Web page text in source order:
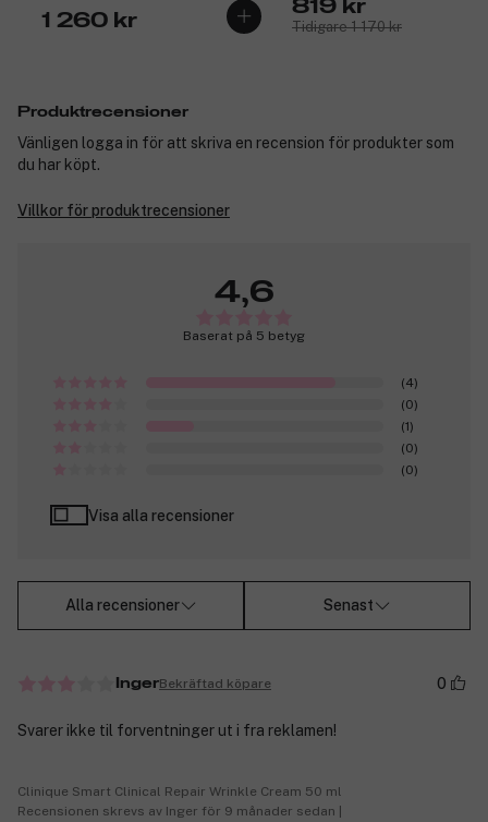
1 260 kr
819 kr
Tidigare 1 170 kr
Produktrecensioner
Vänligen logga in för att skriva en recension för produkter som
du har köpt.
Villkor för produktrecensioner
4,6
Baserat på 5 betyg
(4)
(0)
(1)
(0)
(0)
Visa alla recensioner
Alla recensioner Senast
IngerBekräftad köpare 0
Svarer ikke til forventninger ut i fra reklamen!
Clinique Smart Clinical Repair Wrinkle Cream 50 ml
Recensionen skrevs av Inger för 9 månader sedan |